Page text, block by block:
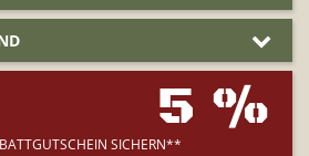
5 %
SICHERN**